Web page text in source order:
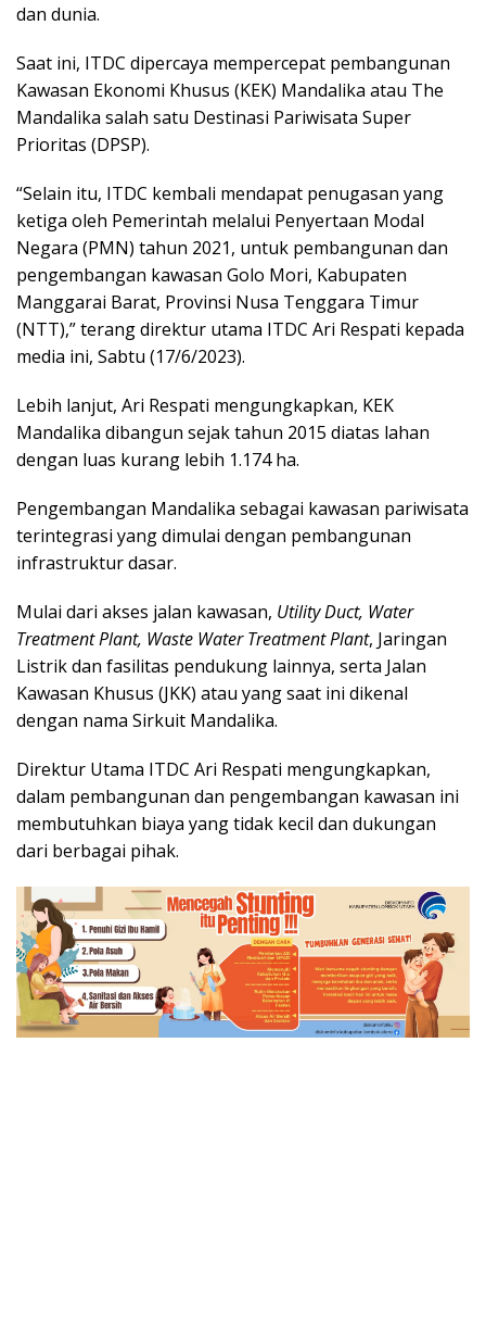
dan dunia.
Saat ini, ITDC dipercaya mempercepat pembangunan
Kawasan Ekonomi Khusus (KEK) Mandalika atau The
Mandalika salah satu Destinasi Pariwisata Super
Prioritas (DPSP).
“Selain itu, ITDC kembali mendapat penugasan yang
ketiga oleh Pemerintah melalui Penyertaan Modal
Negara (PMN) tahun 2021, untuk pembangunan dan
pengembangan kawasan Golo Mori, Kabupaten
Manggarai Barat, Provinsi Nusa Tenggara Timur
(NTT),” terang direktur utama ITDC Ari Respati kepada
media ini, Sabtu (17/6/2023).
Lebih lanjut, Ari Respati mengungkapkan, KEK
Mandalika dibangun sejak tahun 2015 diatas lahan
dengan luas kurang lebih 1.174 ha.
Pengembangan Mandalika sebagai kawasan pariwisata
terintegrasi yang dimulai dengan pembangunan
infrastruktur dasar.
Mulai dari akses jalan kawasan, Utility Duct, Water
Treatment Plant, Waste Water Treatment Plant, Jaringan
Listrik dan fasilitas pendukung lainnya, serta Jalan
Kawasan Khusus (JKK) atau yang saat ini dikenal
dengan nama Sirkuit Mandalika.
Direktur Utama ITDC Ari Respati mengungkapkan,
dalam pembangunan dan pengembangan kawasan ini
membutuhkan biaya yang tidak kecil dan dukungan
dari berbagai pihak.